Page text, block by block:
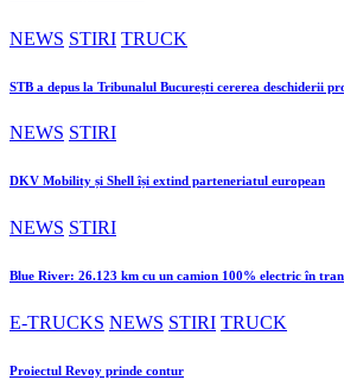
NEWS STIRI TRUCK
STB a depus la Tribunalul București cererea deschiderii
NEWS STIRI
DKV Mobility și Shell își extind parteneriatul european
NEWS STIRI
Blue River: 26.123 km cu un camion 100% electric în
E-TRUCKS NEWS STIRI TRUCK
Proiectul Revoy prinde contur